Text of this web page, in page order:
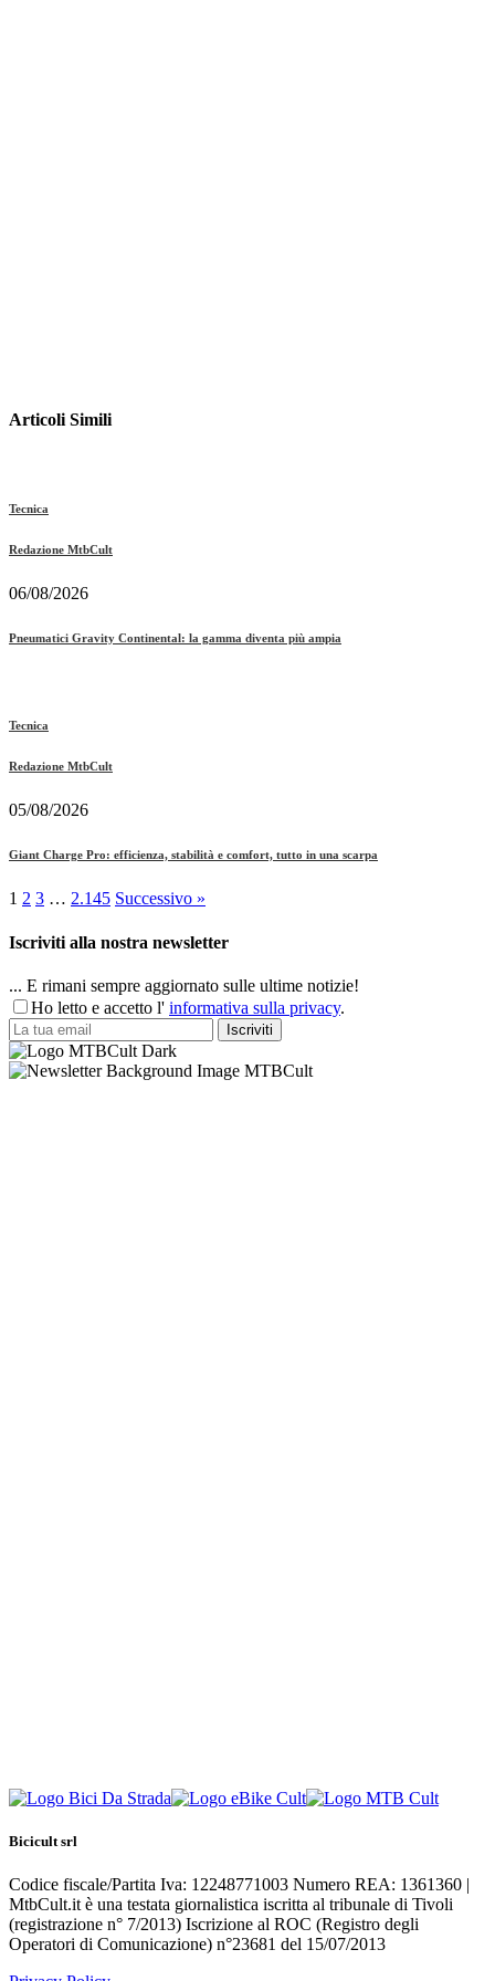
Articoli Simili
Tecnica
Redazione MtbCult
06/08/2026
Pneumatici Gravity Continental: la gamma diventa più ampia
Tecnica
Redazione MtbCult
05/08/2026
Giant Charge Pro: efficienza, stabilità e comfort, tutto in una scarpa
1 2 3 … 2.145 Successivo »
Iscriviti alla nostra newsletter
... E rimani sempre aggiornato sulle ultime notizie!
Ho letto e accetto l' informativa sulla privacy.
Bicicult srl
Codice fiscale/Partita Iva: 12248771003 Numero REA: 1361360 |
MtbCult.it è una testata giornalistica iscritta al tribunale di Tivoli
(registrazione n° 7/2013) Iscrizione al ROC (Registro degli
Operatori di Comunicazione) n°23681 del 15/07/2013